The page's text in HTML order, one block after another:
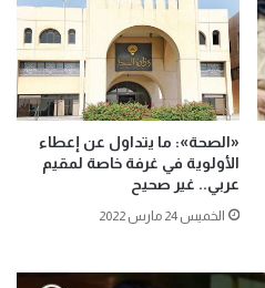
«الصحة»: ما يتداول عن إعطاء
الأولوية في غرفة خاصة لمقيم
عربي.. غير صحيح
الخميس 24 مارس 2022